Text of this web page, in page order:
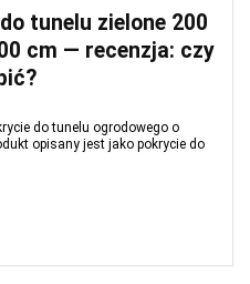
tunelu zielone 200
cm — recenzja: czy
do tunelu ogrodowego o
opisany jest jako pokrycie do